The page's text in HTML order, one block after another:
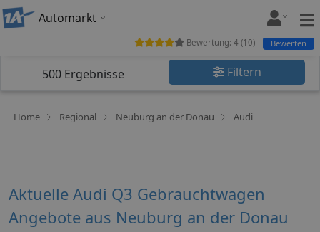
Automarkt
500 Ergebnisse Filtern
Home Regional Neuburg an der Donau Audi
Bewertung: 4 (10) Bewerten
Aktuelle Audi Q3 Gebrauchtwagen
Angebote aus Neuburg an der Donau